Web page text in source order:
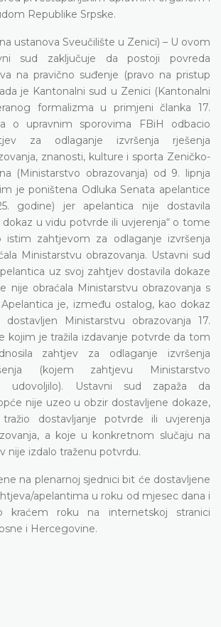
Republike Srpske.
ustanova Sveučilište u Zenici) – U ovom
sud zaključuje da postoji povreda
na pravično suđenje (pravo na pristup
je Kantonalni sud u Zenici (Kantonalni
formalizma u primjeni članka 17.
o upravnim sporovima FBiH odbacio
za odlaganje izvršenja rješenja
znanosti, kulture i sporta Zeničko-
(Ministarstvo obrazovanja) od 9. lipnja
je poništena Odluka Senata apelantice
godine) jer apelantica nije dostavila
dokaz u vidu potvrde ili uvjerenja“ o tome
istim zahtjevom za odlaganje izvršenja
Ministarstvu obrazovanja. Ustavni sud
uz svoj zahtjev dostavila dokaze
nije obraćala Ministarstvu obrazovanja s
je, između ostalog, kao dokaz
Ministarstvu obrazovanja 17.
kojim je tražila izdavanje potvrde da tom
zahtjev za odlaganje izvršenja
(kojem zahtjevu Ministarstvo
udovoljilo). Ustavni sud zapaža da
nije uzeo u obzir dostavljene dokaze,
dostavljanje potvrde ili uvjerenja
a koje u konkretnom slučaju na
nije izdalo traženu potvrdu.
na plenarnoj sjednici bit će dostavljene
apelantima u roku od mjesec dana i
kraćem roku na internetskoj stranici
i Hercegovine.